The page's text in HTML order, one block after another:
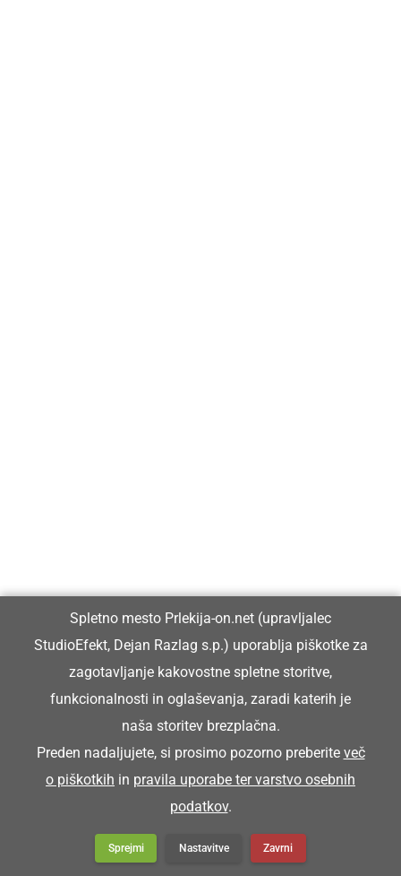
Spletno mesto Prlekija-on.net (upravljalec
StudioEfekt, Dejan Razlag s.p.) uporablja piškotke za
zagotavljanje kakovostne spletne storitve,
funkcionalnosti in oglaševanja, zaradi katerih je
naša storitev brezplačna.
Preden nadaljujete, si prosimo pozorno preberite več
o piškotkih in pravila uporabe ter varstvo osebnih
podatkov.
Sprejmi Nastavitve Zavrni